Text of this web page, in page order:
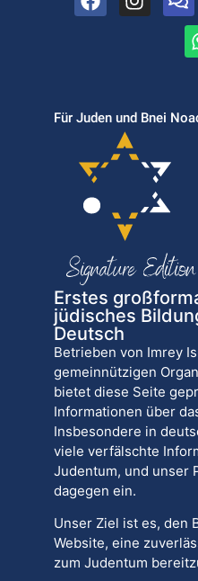
Für Juden und Bnei
Erstes
jüdisches
Deutsch
Betrieben von Imrey
gemeinnützigen
bietet diese Seite
Informationen über
Insbesondere in
viele verfälschte
Judentum, und unser
dagegen ein.
Unser Ziel ist es, den
Website, eine
zum Judentum